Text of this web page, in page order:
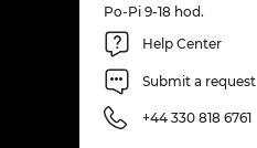
Po-Pi 9-18 hod.
Help Center
Submit a request
+44 330 818 6761